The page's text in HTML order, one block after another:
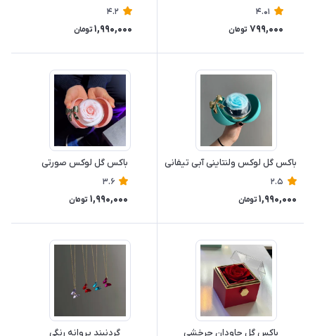
4.01
799,000 تومان
4.2
1,990,000 تومان
باکس گل لوکس ولنتاینی آبی تیفانی
2.5
1,990,000 تومان
باکس گل لوکس صورتی
3.6
1,990,000 تومان
باکس گل جاودان چرخشی گردنبند پروانه رنگی